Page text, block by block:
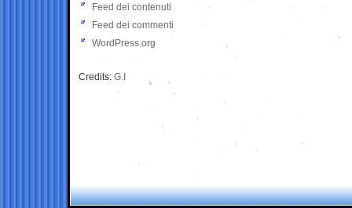
Feed dei contenuti
Feed dei commenti
WordPress.org
Credits: G.I